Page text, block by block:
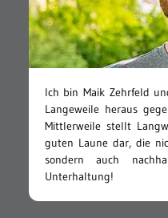
Ich bin Maik Zehrfeld
Langeweile heraus
Mittlerweile stellt
guten Laune dar, die
sondern auch
Unterhaltung!